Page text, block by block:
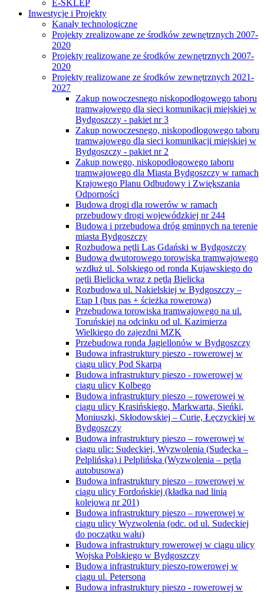
E-SKLEP
Inwestycje i Projekty
Kanały technologiczne
Projekty zrealizowane ze środków zewnętrznych 2007-
2020
Projekty realizowane ze środków zewnętrznych 2007-
2020
Projekty realizowane ze środków zewnętrznych 2021-
2027
Zakup nowoczesnego niskopodłogowego taboru
tramwajowego dla sieci komunikacji miejskiej w
Bydgoszczy - pakiet nr 3
Zakup nowoczesnego, niskopodłogowego taboru
tramwajowego dla sieci komunikacji miejskiej w
Bydgoszczy - pakiet nr 2
Zakup nowego, niskopodłogowego taboru
tramwajowego dla Miasta Bydgoszczy w ramach
Krajowego Planu Odbudowy i Zwiększania
Odporności
Budowa drogi dla rowerów w ramach
przebudowy drogi wojewódzkiej nr 244
Budowa i przebudowa dróg gminnych na terenie
miasta Bydgoszczy
Rozbudowa pętli Las Gdański w Bydgoszczy
Budowa dwutorowego torowiska tramwajowego
wzdłuż ul. Solskiego od ronda Kujawskiego do
pętli Bielicka wraz z pętlą Bielicka
Rozbudowa ul. Nakielskiej w Bydgoszczy –
Etap I (bus pas + ścieżka rowerowa)
Przebudowa torowiska tramwajowego na ul.
Toruńskiej na odcinku od ul. Kazimierza
Wielkiego do zajezdni MZK
Przebudowa ronda Jagiellonów w Bydgoszczy
Budowa infrastruktury pieszo - rowerowej w
ciągu ulicy Pod Skarpą
Budowa infrastruktury pieszo - rowerowej w
ciągu ulicy Kolbego
Budowa infrastruktury pieszo – rowerowej w
ciągu ulicy Krasińskiego, Markwarta, Sieńki,
Moniuszki, Skłodowskiej – Curie, Łęczyckiej w
Bydgoszczy
Budowa infrastruktury pieszo – rowerowej w
ciągu ulic: Sudeckiej, Wyzwolenia (Sudecka –
Pelplińska) i Pelplińska (Wyzwolenia – pętla
autobusowa)
Budowa infrastruktury pieszo – rowerowej w
ciągu ulicy Fordońskiej (kładka nad linią
kolejową nr 201)
Budowa infrastruktury pieszo – rowerowej w
ciągu ulicy Wyzwolenia (odc. od ul. Sudeckiej
do początku wału)
Budowa infrastruktury rowerowej w ciągu ulicy
Wojska Polskiego w Bydgoszczy
Budowa infrastruktury pieszo-rowerowej w
ciągu ul. Petersona
Budowa infrastruktury pieszo - rowerowej w